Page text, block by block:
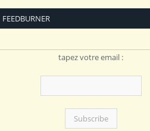
FEEDBURNER
tapez votre email :